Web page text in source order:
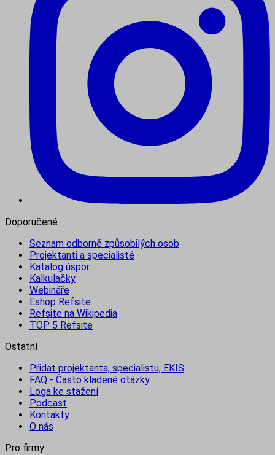
Doporučené
Seznam odborně způsobilých osob
Projektanti a specialisté
Katalog úspor
Kalkulačky
Webináře
Eshop Refsite
Refsite na Wikipedia
TOP 5 Refsite
Ostatní
Přidat projektanta, specialistu, EKIS
FAQ - Často kladené otázky
Loga ke stažení
Podcast
Kontakty
O nás
Pro firmy